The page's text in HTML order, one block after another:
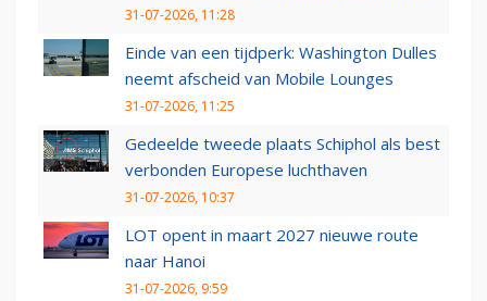
31-07-2026, 11:28
Einde van een tijdperk: Washington Dulles
neemt afscheid van Mobile Lounges
31-07-2026, 11:25
Gedeelde tweede plaats Schiphol als best
verbonden Europese luchthaven
31-07-2026, 10:37
LOT opent in maart 2027 nieuwe route
naar Hanoi
31-07-2026, 9:59